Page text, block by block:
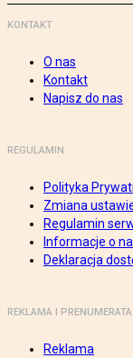
KONTAKT
O nas
Kontakt
Napisz do nas
REGULAMIN
Polityka
Zmiana
Regulamin
Informacje o
Deklaracja
REKLAMA I PRENUMERATA
Reklama